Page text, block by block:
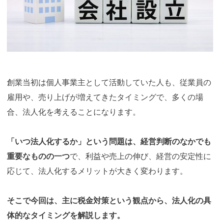
創業当初は個人事業主として活動していた人も、従業員の
雇用や、売り上げが増えてきたタイミングで、多くの場
合、法人化を考えることになります。
「いつ法人化するか」という問題は、経営判断のなかでも
重要なものの一つで、利益や売上の伸び、経営の安定性に
応じて、法人化するメリットが大きく変わります。
そこで今回は、主に税金対策という観点から、法人化の具
体的なタイミングを解説します。